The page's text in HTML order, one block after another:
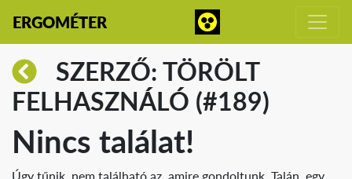
ERGOMÉTER
SZERZŐ: TÖRÖLT
FELHASZNÁLÓ (#189)
Nincs találat!
Úgy tűnik, nem található az, amire gondoltunk. Talán, egy